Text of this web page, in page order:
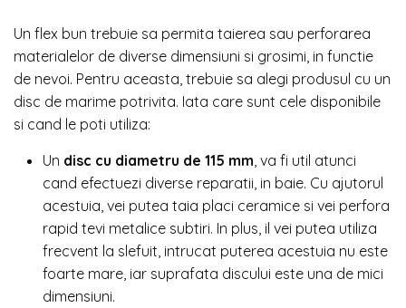
Un flex bun trebuie sa permita taierea sau perforarea
materialelor de diverse dimensiuni si grosimi, in functie
de nevoi. Pentru aceasta, trebuie sa alegi produsul cu un
disc de marime potrivita. Iata care sunt cele disponibile
si cand le poti utiliza:
Un disc cu diametru de 115 mm, va fi util atunci
cand efectuezi diverse reparatii, in baie. Cu ajutorul
acestuia, vei putea taia placi ceramice si vei perfora
rapid tevi metalice subtiri. In plus, il vei putea utiliza
frecvent la slefuit, intrucat puterea acestuia nu este
foarte mare, iar suprafata discului este una de mici
dimensiuni.